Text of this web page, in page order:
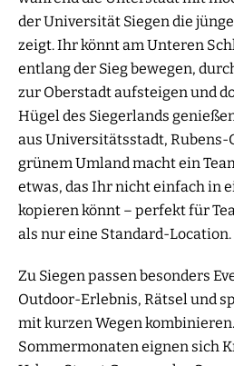
der Universität Siegen die
zeigt. Ihr könnt am Unteren
entlang der Sieg bewegen,
zur Oberstadt aufsteigen und
Hügel des Siegerlands
aus Universitätsstadt, Rubens-
grünem Umland macht ein
etwas, das Ihr nicht einfach in
kopieren könnt – perfekt für
als nur eine Standard-Location.
Zu Siegen passen besonders
Outdoor-Erlebnis, Rätsel und
mit kurzen Wegen
Sommermonaten eignen sich